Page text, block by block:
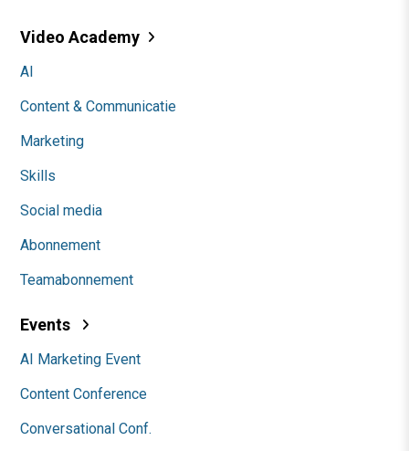
Video Academy
AI
Content & Communicatie
Marketing
Skills
Social media
Abonnement
Teamabonnement
Events
AI Marketing Event
Content Conference
Conversational Conf.